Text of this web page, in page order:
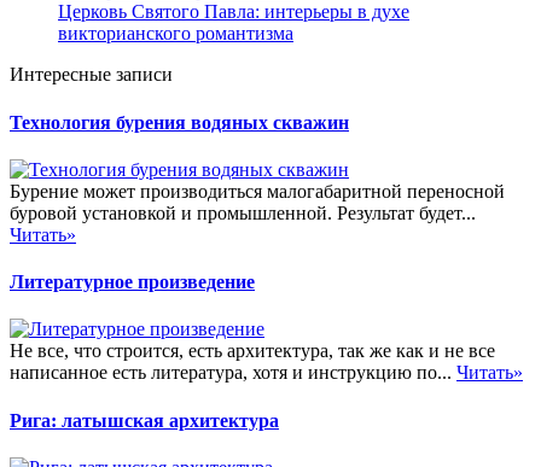
Церковь Святого Павла: интерьеры в духе
викторианского романтизма
Интересные записи
Технология бурения водяных скважин
Бурение может производиться малогабаритной переносной
буровой установкой и промышленной. Результат будет...
Читать»
Литературное произведение
Не все, что строится, есть архитектура, так же как и не все
написанное есть литература, хотя и инструкцию по... Читать»
Рига: латышская архитектура